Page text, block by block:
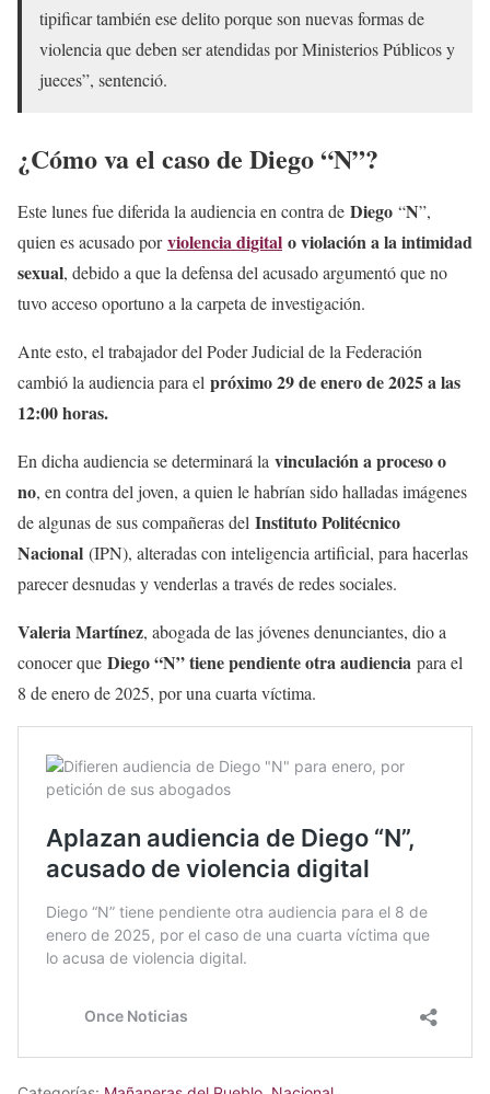
tipificar también ese delito porque son nuevas formas de
violencia que deben ser atendidas por Ministerios Públicos y
jueces”, sentenció.
¿Cómo va el caso de Diego “N”?
Este lunes fue diferida la audiencia en contra de Diego “N”,
quien es acusado porviolencia digital o violación a la intimidad
sexual, debido a que la defensa del acusado argumentó que no
tuvo acceso oportuno a la carpeta de investigación.
Ante esto, el trabajador del Poder Judicial de la Federación
cambió la audiencia para el próximo 29 de enero de 2025 a las
12:00 horas.
En dicha audiencia se determinará la vinculación a proceso o
no, en contra del joven, a quien le habrían sido halladas imágenes
de algunas de sus compañeras del Instituto Politécnico
Nacional (IPN), alteradas con inteligencia artificial, para hacerlas
parecer desnudas y venderlas a través de redes sociales.
Valeria Martínez, abogada de las jóvenes denunciantes, dio a
conocer que Diego “N” tiene pendiente otra audiencia para el
8 de enero de 2025, por una cuarta víctima.